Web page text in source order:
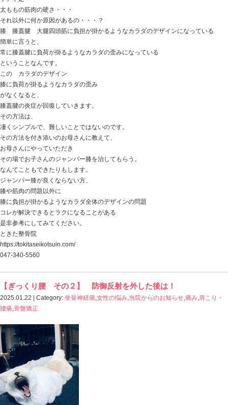
おはようございます
ときた整骨院
https://tokitaseikotsuin.com/ です。
ネコを飼っているアルアル
ネコのモチーフグッズが増えますw
今日の話は
【腱鞘炎 ドケルバン病】 なかなか良くならない方…
手首の腱鞘炎
特に親指の付け根あたりの痛みに悩まれる方、結構いら
親指を動かしたときのズキンとする痛み
なかには持ったものを落としてしまう方もいたり
お箸やペンを使うこともままならず、
生活動作で不自由されるケースも少なくはありません。
手の親指の付け根の腱鞘炎
長母指伸筋腱 と言われる ドケルバン病 が有名です
このドケルバン病、
それでも良くならない場合は、ステロイド注射で処置し
それでも経過が思わしくなければ、腱鞘を拡げる手術の
腱鞘炎 ドケルバン病 は、
そんな簡単に良くなるイメージが持てない・・・
ご自身が罹患し、実際経過をみていくと
そういった印象を持たれるようです。
今日は、
ドケルバン病をスムーズに良くするために必要なこと